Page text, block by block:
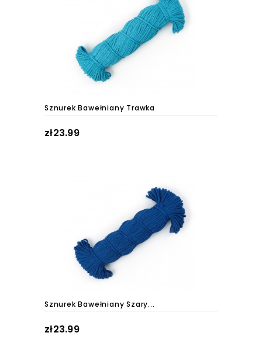
Sznurek Bawełniany Trawka
zł23.99
Sznurek Bawełniany Szary...
zł23.99